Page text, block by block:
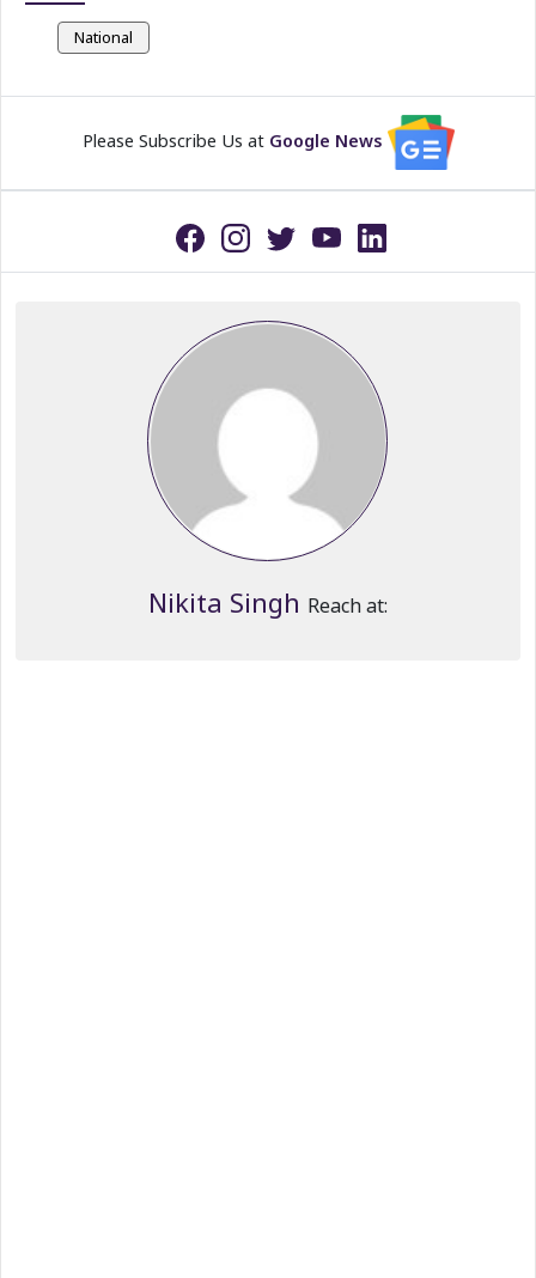
National
Please Subscribe Us at Google News
Nikita Singh Reach at: